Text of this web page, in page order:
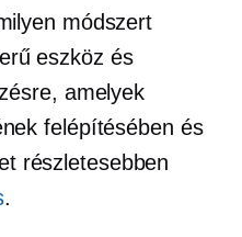
módszert
eszköz és
amelyek
felépítésében és
részletesebben
.